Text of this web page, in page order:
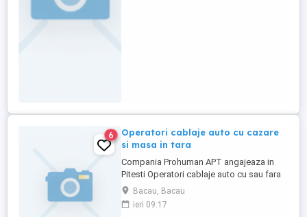
6
Operatori cablaje auto cu cazare
si masa in tara
Compania Prohuman APT angajeaza in
Pitesti Operatori cablaje auto cu sau fara
experienta. Cazare asigurata
Gratuit si o masa pe zi! Beneficii salariale: -
Salariu incepand de la 3500 lei NET (bani
Bacau, Bacau
ieri 09:17